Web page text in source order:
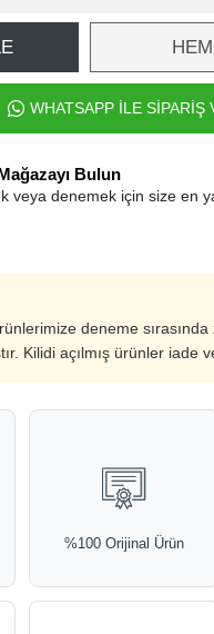
WHATSAPP İLE SİPARİŞ
Bulun
veya denemek için size en
deneme
Kilidi açılmış ürünler iade
%100 Orijinal Ürün